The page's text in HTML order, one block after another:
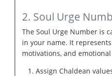
2. Soul Urge
The Soul Urge Number is
in your name. It
motivations, and
Assign Chaldean